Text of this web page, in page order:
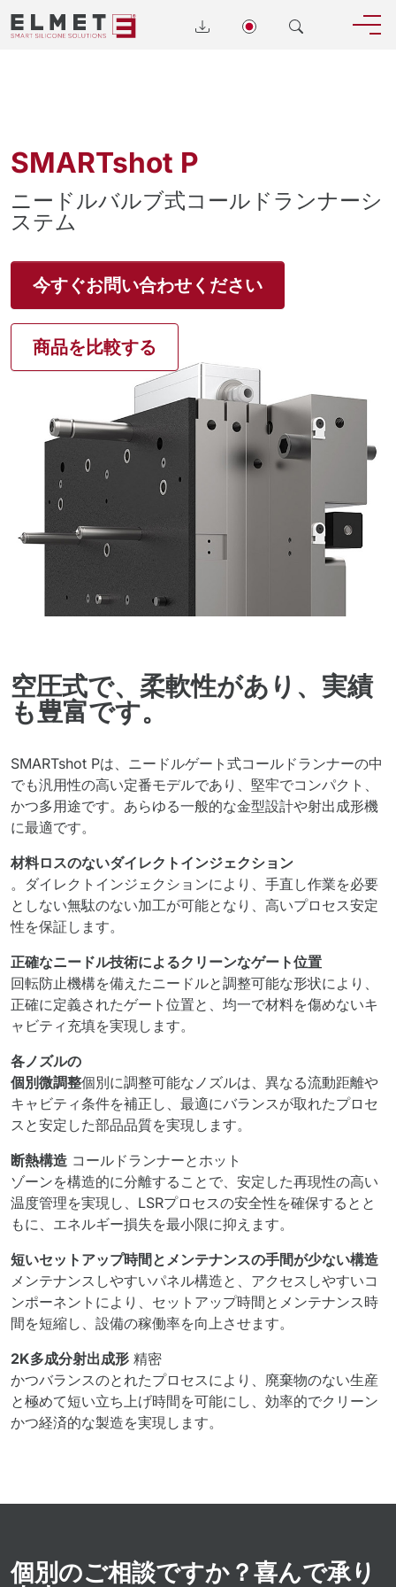
SMARTshot P
ニードルバルブ式コールドランナーシ
ステム
今すぐお問い合わせください
商品を比較する
空圧式で、柔軟性があり、実績
も豊富です。
SMARTshot Pは、ニードルゲート式コールドランナーの中
でも汎用性の高い定番モデルであり、堅牢でコンパクト、
かつ多用途です。あらゆる一般的な金型設計や射出成形機
に最適です。
材料ロスのないダイレクトインジェクション
。ダイレクトインジェクションにより、手直し作業を必要
としない無駄のない加工が可能となり、高いプロセス安定
性を保証します。
正確なニードル技術によるクリーンなゲート位置
回転防止機構を備えたニードルと調整可能な形状により、
正確に定義されたゲート位置と、均一で材料を傷めないキ
ャビティ充填を実現します。
各ノズルの
個別微調整個別に調整可能なノズルは、異なる流動距離や
キャビティ条件を補正し、最適にバランスが取れたプロセ
スと安定した部品品質を実現します。
断熱構造 コールドランナーとホット
ゾーンを構造的に分離することで、安定した再現性の高い
温度管理を実現し、LSRプロセスの安全性を確保するとと
もに、エネルギー損失を最小限に抑えます。
短いセットアップ時間とメンテナンスの手間が少ない構造
メンテナンスしやすいパネル構造と、アクセスしやすいコ
ンポーネントにより、セットアップ時間とメンテナンス時
間を短縮し、設備の稼働率を向上させます。
2K多成分射出成形 精密
かつバランスのとれたプロセスにより、廃棄物のない生産
と極めて短い立ち上げ時間を可能にし、効率的でクリーン
かつ経済的な製造を実現します。
個別のご相談ですか？喜んで承り